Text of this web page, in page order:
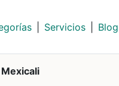
Servicios Blog
Mexicali